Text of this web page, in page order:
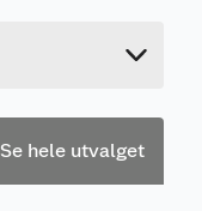
Se hele utvalget